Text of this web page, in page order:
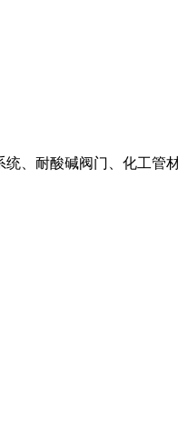
、耐酸碱阀门、化工